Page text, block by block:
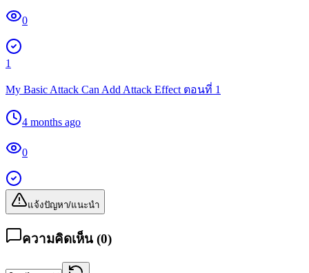
0
1
My Basic Attack Can Add Attack Effect ตอนที่ 1
4 months ago
0
แจ้งปัญหา/แนะนำ
ความคิดเห็น (0)